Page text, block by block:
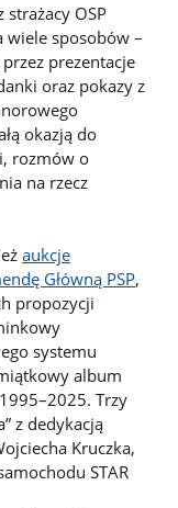
strażacy OSP
wiele sposobów –
prezentacje
oraz pokazy z
okazją do
rozmów o
na rzecz
aukcje
Główną PSP,
propozycji
systemu
album
Trzy
z dedykacją
Kruczka,
STAR